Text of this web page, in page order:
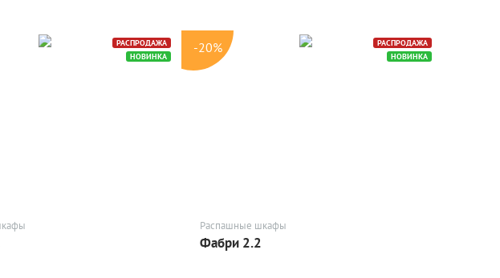
РАСПРОДАЖА
НОВИНКА
-20%
РАСПРОДАЖА
НОВИНКА
Распашные шкафы
Фабри 2.2